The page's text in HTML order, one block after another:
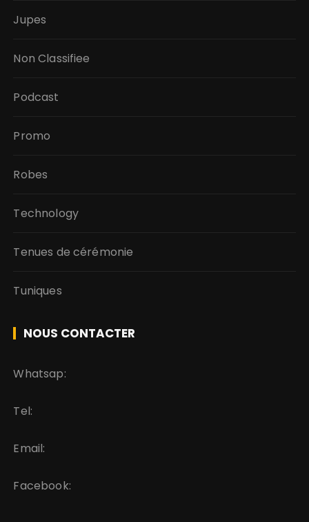
Jupes
Non Classifiee
Podcast
Promo
Robes
Technology
Tenues de cérémonie
Tuniques
NOUS CONTACTER
Whatsap:
Tel:
Email:
Facebook: